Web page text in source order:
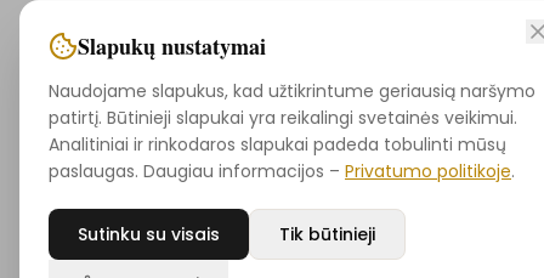
Slapukų nustatymai
Naudojame slapukus, kad užtikrintume geriausią naršymo
patirtį. Būtinieji slapukai yra reikalingi svetainės veikimui.
Analitiniai ir rinkodaros slapukai padeda tobulinti mūsų
paslaugas. Daugiau informacijos – Privatumo politikoje.
Sutinku su visais Tik būtinieji